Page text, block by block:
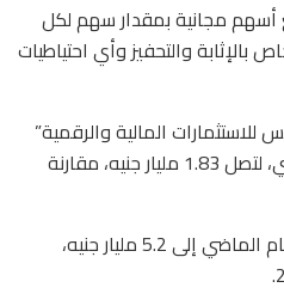
أسهم مجانية بمقدار سهم لكل
والتحفيز وأي احتياطيات
المالية والرقمية”
بنسبة 44.7% خلال العام الماضي، لتصل 1.83 مليار جنيه، مقارنة
وزادت إيرادات الشركة خلال العام الماضي إلى 5.2 مليار جنيه،